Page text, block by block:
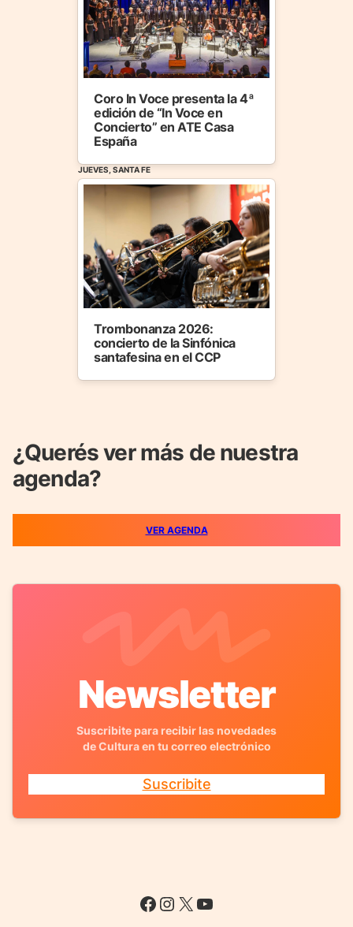
Coro In Voce presenta la 4ª
edición de “In Voce en
Concierto” en ATE Casa
España
JUEVES, SANTA FE
Trombonanza 2026:
concierto de la Sinfónica
santafesina en el CCP
¿Querés ver más de nuestra
agenda?
VER AGENDA
Newsletter
Suscribite para recibir las novedades
de Cultura en tu correo electrónico
Suscribite
Facebook
Instagram
X YouTube